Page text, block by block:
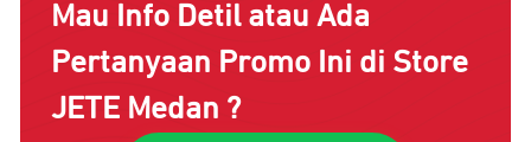
Mau Info Detil atau Ada
Pertanyaan Promo Ini di Store
JETE Medan ?